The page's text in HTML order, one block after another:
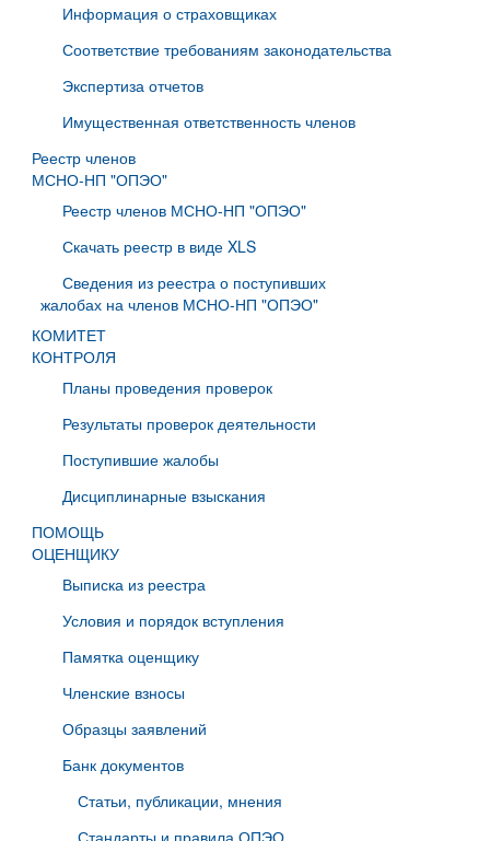
Информация о страховщиках
Соответствие требованиям законодательства
Экспертиза отчетов
Имущественная ответственность членов
Реестр членов
МСНО-НП "ОПЭО"
Реестр членов МСНО-НП "ОПЭО"
Скачать реестр в виде XLS
Сведения из реестра о поступивших
жалобах на членов МСНО-НП "ОПЭО"
КОМИТЕТ
КОНТРОЛЯ
Планы проведения проверок
Результаты проверок деятельности
Поступившие жалобы
Дисциплинарные взыскания
ПОМОЩЬ
ОЦЕНЩИКУ
Выписка из реестра
Условия и порядок вступления
Памятка оценщику
Членские взносы
Образцы заявлений
Банк документов
Статьи, публикации, мнения
Стандарты и правила ОПЭО